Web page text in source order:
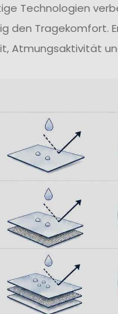
Technologien
den Tragekomfort.
Atmungsaktivität